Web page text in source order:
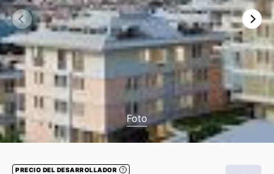
Foto
PRECIO DEL DESARROLLADOR ?